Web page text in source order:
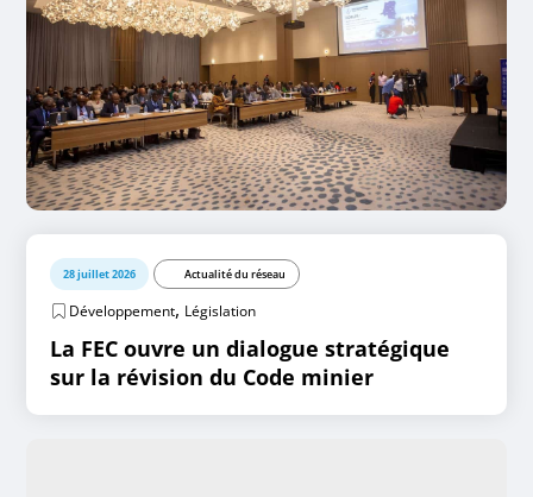
28 juillet 2026 Actualité du réseau
Développement, Législation
La FEC ouvre un dialogue stratégique
sur la révision du Code minier